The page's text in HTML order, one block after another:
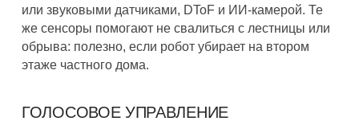
или звуковыми датчиками, DToF и ИИ-камерой. Те
же сенсоры помогают не свалиться с лестницы или
обрыва: полезно, если робот убирает на втором
этаже частного дома.
ГОЛОСОВОЕ УПРАВЛЕНИЕ